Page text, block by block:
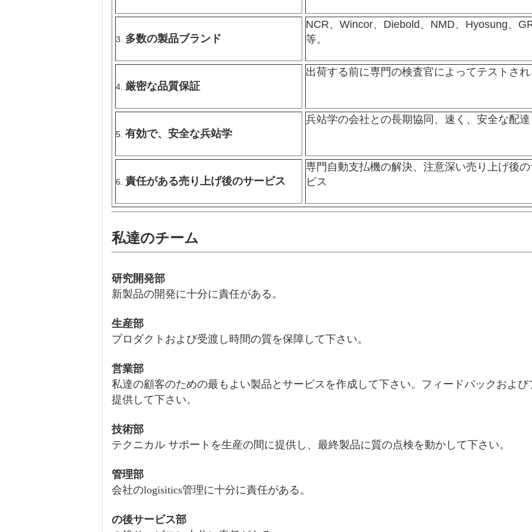
3. 多数の製品ブランド
NCR、Wincor、Diebold、NMD、Hyosung、
等。
4. 厳密な品質保証
出荷する前に専門の検査官によってテストされ
5. 有効で、安全な兵站学
兵站学の会社との長期協同、速く、安全な配達
6. 責任がある売り上げ後のサービス
専門自動支払機の解決、注意深い売り上げ後の
ビス
私達のチーム
研究開発部
新製品の開発に十分に責任がある。
生産部
プロダクトおよび受渡し時間の質を保障して下さい。
営業部
私達の顧客のための最もよい製品とサービスを作成して下さい。フィードバックおよ
提供して下さい。
技術部
テクニカル サポートを生産の間に提供し、最終製品に質の点検を動かして下さい。
管理部
会社のlogisitics管理に十分に責任がある。
の後サービス部